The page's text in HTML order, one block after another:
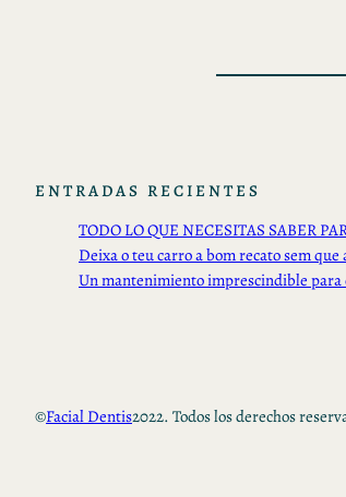
ENTRADAS RECIENTES
TODO LO QUE NECESITAS SABER
Deixa o teu carro a bom recato sem
Un mantenimiento imprescindible para
©Facial Dentis2022. Todos los derechos